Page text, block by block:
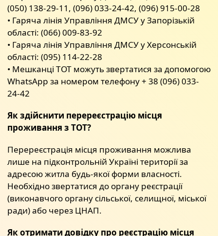
(050) 138-29-11, (096) 033-24-42, (096) 915-00-28
• Гаряча лінія Управління ДМСУ у Запорізькій
області: (066) 009-83-92
• Гаряча лінія Управління ДМСУ у Херсонській
області: (095) 114-22-28
• Мешканці ТОТ можуть звертатися за допомогою
WhatsApp за номером телефону + 38 (096) 033-
24-42
Як здійснити перереєстрацію місця
проживання з ТОТ?
Перереєстрація місця проживання можлива
лише на підконтрольній Україні території за
адресою житла будь-якої форми власності.
Необхідно звертатися до органу реєстрації
(виконавчого органу сільської, селищної, міської
ради) або через ЦНАП.
Як отримати довідку про реєстрацію місця